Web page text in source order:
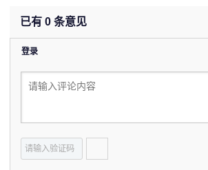
已有 0 条意见
登录